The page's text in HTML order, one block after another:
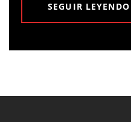
SEGUIR LEYENDO